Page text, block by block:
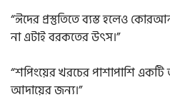
“ঈদের প্রস্তুতিতে ব্যস্ত হলেও
না এটাই বরকতের উৎস।”
“শপিংয়ের খরচের পাশাপাশি
আদায়ের জন্য।”